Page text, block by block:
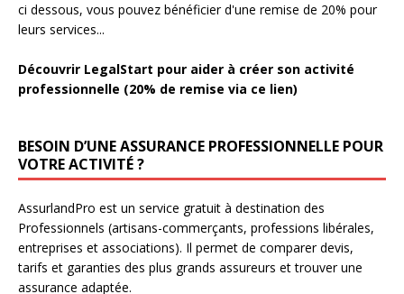
ci dessous, vous pouvez bénéficier d'une remise de 20% pour
leurs services...
Découvrir LegalStart pour aider à créer son activité
professionnelle (20% de remise via ce lien)
BESOIN D’UNE ASSURANCE PROFESSIONNELLE POUR
VOTRE ACTIVITÉ ?
AssurlandPro est un service gratuit à destination des
Professionnels (artisans-commerçants, professions libérales,
entreprises et associations). Il permet de comparer devis,
tarifs et garanties des plus grands assureurs et trouver une
assurance adaptée.